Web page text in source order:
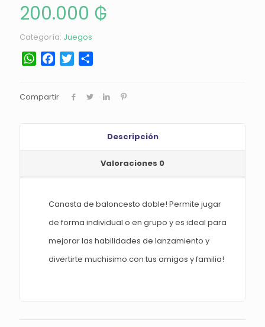
200.000 ₲
Categoría: Juegos
WhatsApp
Facebook
Twitter
Compartir
Descripción
Valoraciones 0
Canasta de baloncesto doble! Permite jugar
de forma individual o en grupo y es ideal para
mejorar las habilidades de lanzamiento y
divertirte muchisimo con tus amigos y familia!